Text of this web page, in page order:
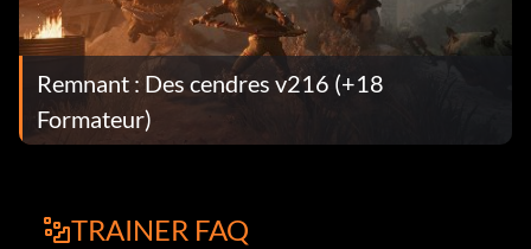
Remnant : Des cendres v216 (+18
Formateur)
TRAINER FAQ